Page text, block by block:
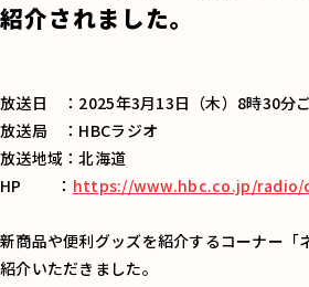
紹介されました。
放送日 ：2025年3月13日（木）8時30分
放送局 ：HBCラジオ
放送地域：北海道
HP ： https://www.hbc.co.jp/radio/
新商品や便利グッズを紹介するコーナー「
紹介いただきました。